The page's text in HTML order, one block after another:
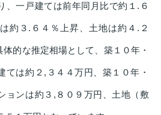
、一戸建ては前年同月比で約１.６
約３.６４％上昇、土地は約４.２
的な推定相場として、築１０年・
ては約２,３４４万円、築１０年・
ョンは約３,８０９万円、土地（敷